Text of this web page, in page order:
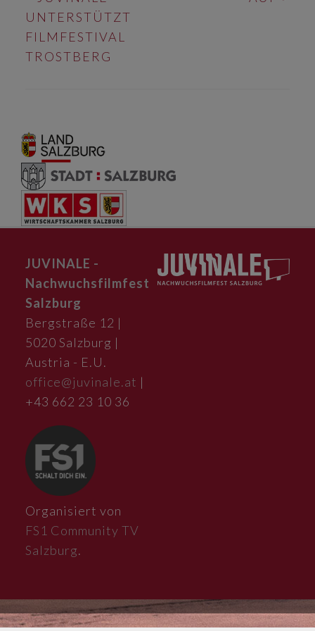
UNTERSTÜTZT
FILMFESTIVAL
TROSTBERG
JUVINALE -
Nachwuchsfilmfest
Salzburg
Bergstraße 12 |
5020 Salzburg |
Austria - E.U.
office@juvinale.at |
+43 662 23 10 36
Organisiert von
FS1 Community TV
Salzburg.